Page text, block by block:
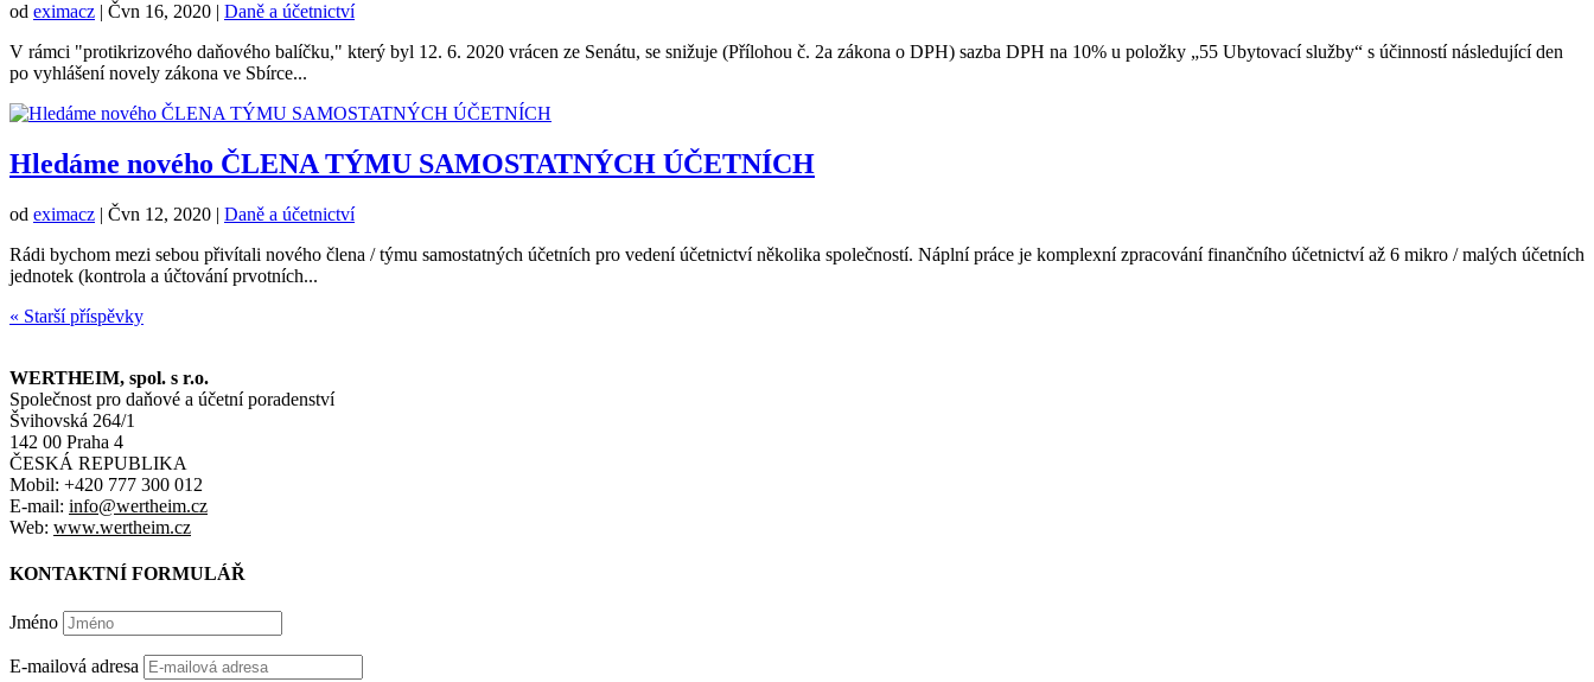
od eximacz | Čvn 16, 2020 | Daně a účetnictví
V rámci "protikrizového daňového balíčku," který byl 12. 6. 2020 vrácen ze Senátu, se snižuje (Přílohou č. 2a zákona o DPH) sazba DPH na 10% u položky „55 Ubytovací služby“ s účinností následující den
po vyhlášení novely zákona ve Sbírce...
Hledáme nového ČLENA TÝMU SAMOSTATNÝCH ÚČETNÍCH
od eximacz | Čvn 12, 2020 | Daně a účetnictví
Rádi bychom mezi sebou přivítali nového člena / týmu samostatných účetních pro vedení účetnictví několika společností. Náplní práce je komplexní zpracování finančního účetnictví až 6 mikro / malých účetních
jednotek (kontrola a účtování prvotních...
« Starší příspěvky
WERTHEIM, spol. s r.o.
Společnost pro daňové a účetní poradenství
Švihovská 264/1
142 00 Praha 4
ČESKÁ REPUBLIKA
Mobil: +420 777 300 012
E-mail: info@wertheim.cz
Web: www.wertheim.cz
KONTAKTNÍ FORMULÁŘ
Jméno
E-mailová adresa